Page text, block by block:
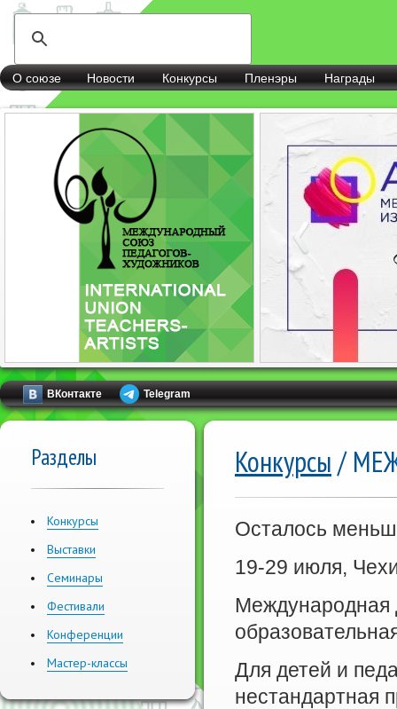
О союзе Новости Конкурсы Пленэры Награды
ВКонтакте Telegram
Разделы
Конкурсы
Выставки
Семинары
Фестивали
Конференции
Мастер-классы
Конкурсы/
Осталось
19-29 июля,
Международная
Для детей и
нестандартная